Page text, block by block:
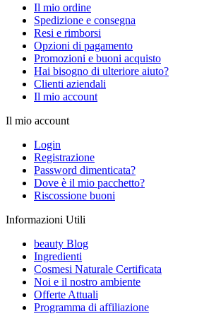
Il mio ordine
Spedizione e consegna
Resi e rimborsi
Opzioni di pagamento
Promozioni e buoni acquisto
Hai bisogno di ulteriore aiuto?
Clienti aziendali
Il mio account
Il mio account
Login
Registrazione
Password dimenticata?
Dove è il mio pacchetto?
Riscossione buoni
Informazioni Utili
beauty Blog
Ingredienti
Cosmesi Naturale Certificata
Noi e il nostro ambiente
Offerte Attuali
Programma di affiliazione